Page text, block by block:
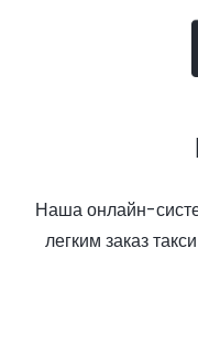
Наша онлайн-
легким заказ